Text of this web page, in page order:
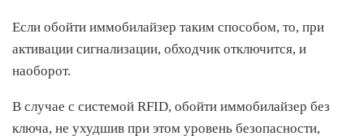
Если обойти иммобилайзер таким способом, то, при
активации сигнализации, обходчик отключится, и
наоборот.
В случае с системой RFID, обойти иммобилайзер без
ключа, не ухудшив при этом уровень безопасности,